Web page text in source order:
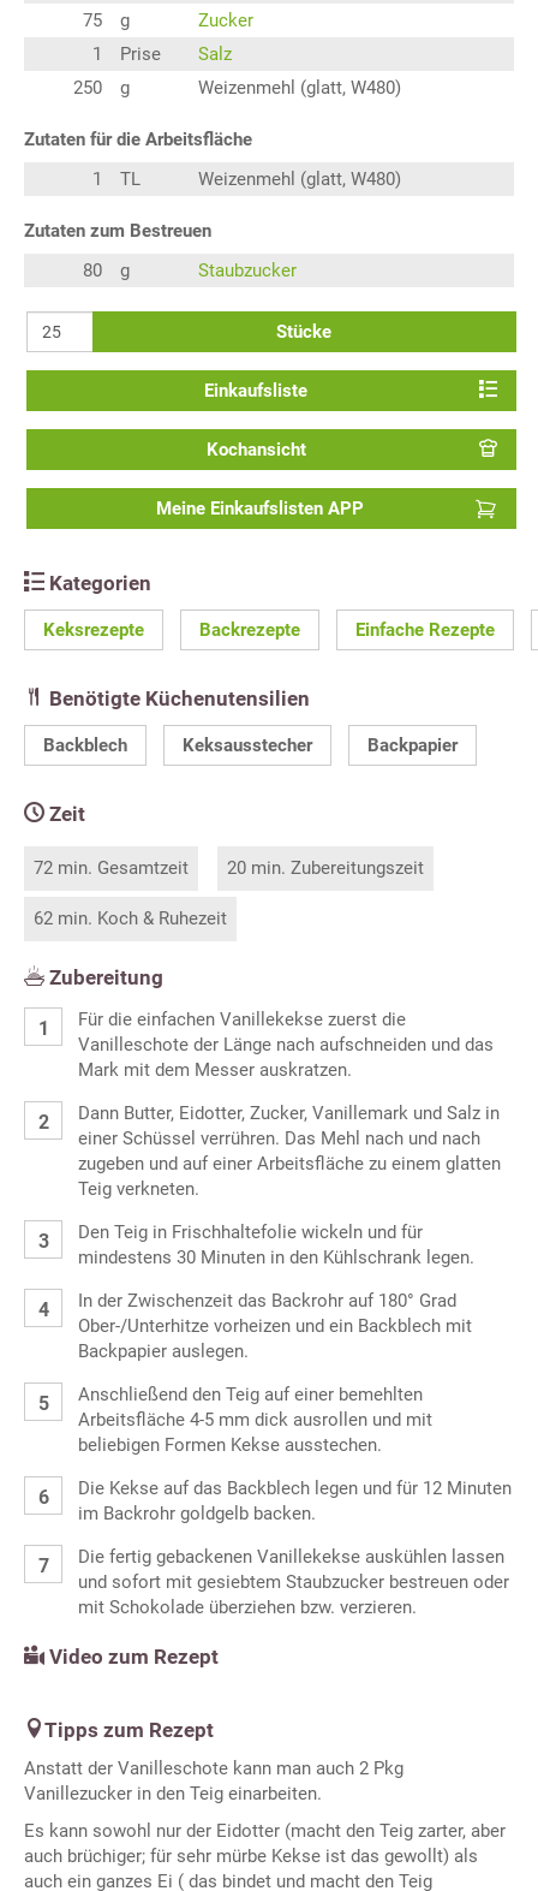
75
g
Zucker
1
Prise
Salz
250
g Weizenmehl (glatt, W480)
Zutaten für die Arbeitsfläche
1
TL Weizenmehl (glatt, W480)
Zutaten zum Bestreuen
80
g Staubzucker
Stücke
Einkaufsliste
Kochansicht
Meine Einkaufslisten APP
Kategorien
Keksrezepte Backrezepte Einfache Rezepte
Benötigte Küchenutensilien
Backblech Keksausstecher Backpapier
Zeit
72 min. Gesamtzeit 20 min. Zubereitungszeit
62 min. Koch & Ruhezeit
Zubereitung
Für die einfachen Vanillekekse zuerst die
Vanilleschote der Länge nach aufschneiden und das
Mark mit dem Messer auskratzen.
Dann Butter, Eidotter, Zucker, Vanillemark und Salz in
einer Schüssel verrühren. Das Mehl nach und nach
zugeben und auf einer Arbeitsfläche zu einem glatten
Teig verkneten.
Den Teig in Frischhaltefolie wickeln und für
mindestens 30 Minuten in den Kühlschrank legen.
In der Zwischenzeit das Backrohr auf 180° Grad
Ober-/Unterhitze vorheizen und ein Backblech mit
Backpapier auslegen.
Anschließend den Teig auf einer bemehlten
Arbeitsfläche 4-5 mm dick ausrollen und mit
beliebigen Formen Kekse ausstechen.
Die Kekse auf das Backblech legen und für 12 Minuten
im Backrohr goldgelb backen.
Die fertig gebackenen Vanillekekse auskühlen lassen
und sofort mit gesiebtem Staubzucker bestreuen oder
mit Schokolade überziehen bzw. verzieren.
Video zum Rezept
Tipps zum Rezept
Anstatt der Vanilleschote kann man auch 2 Pkg
Vanillezucker in den Teig einarbeiten.
Es kann sowohl nur der Eidotter (macht den Teig zarter, aber
auch brüchiger; für sehr mürbe Kekse ist das gewollt) als
auch ein ganzes Ei ( das bindet und macht den Teig